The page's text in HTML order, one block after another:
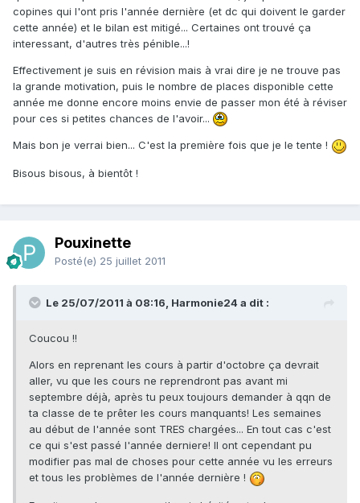
copines qui l'ont pris l'année dernière (et dc qui doivent le garder
cette année) et le bilan est mitigé... Certaines ont trouvé ça
interessant, d'autres très pénible...!
Effectivement je suis en révision mais à vrai dire je ne trouve pas
la grande motivation, puis le nombre de places disponible cette
année me donne encore moins envie de passer mon été à réviser
pour ces si petites chances de l'avoir...
Mais bon je verrai bien... C'est la première fois que je le tente !
Bisous bisous, à bientôt !
Pouxinette
Posté(e) 25 juillet 2011
Le 25/07/2011 à 08:16, Harmonie24 a dit :
Coucou !!
Alors en reprenant les cours à partir d'octobre ça devrait
aller, vu que les cours ne reprendront pas avant mi
septembre déjà, après tu peux toujours demander à qqn de
ta classe de te prêter les cours manquants! Les semaines
au début de l'année sont TRES chargées... En tout cas c'est
ce qui s'est passé l'année derniere! Il ont cependant pu
modifier pas mal de choses pour cette année vu les erreurs
et tous les problèmes de l'année dernière !